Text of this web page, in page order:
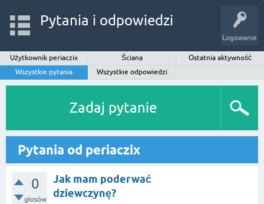
Logowanie
Pytania i odpowiedzi
Użytkownik periaczix Ściana
Ostatnia aktywność
Wszystkie pytania
Wszystkie odpowiedzi
Zadaj pytanie
Pytania od periaczix
0
głosów
Jak mam poderwać
dziewczynę?